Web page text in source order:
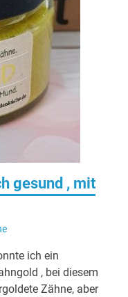
gesund , mit
ich ein
, bei diesem
Zähne, aber